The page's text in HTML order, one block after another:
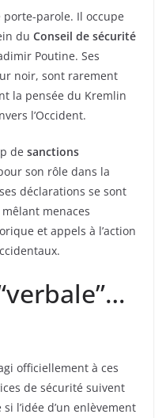
porte-parole. Il occupe
du Conseil de sécurité
Poutine. Ses
noir, sont rarement
la pensée du Kremlin
l’Occident.
de sanctions
son rôle dans la
déclarations se sont
menaces
et appels à l’action
officiellement à ces
de sécurité suivent
l’idée d’un enlèvement